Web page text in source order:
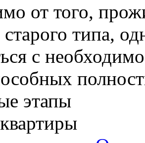
от того,
старого типа,
с